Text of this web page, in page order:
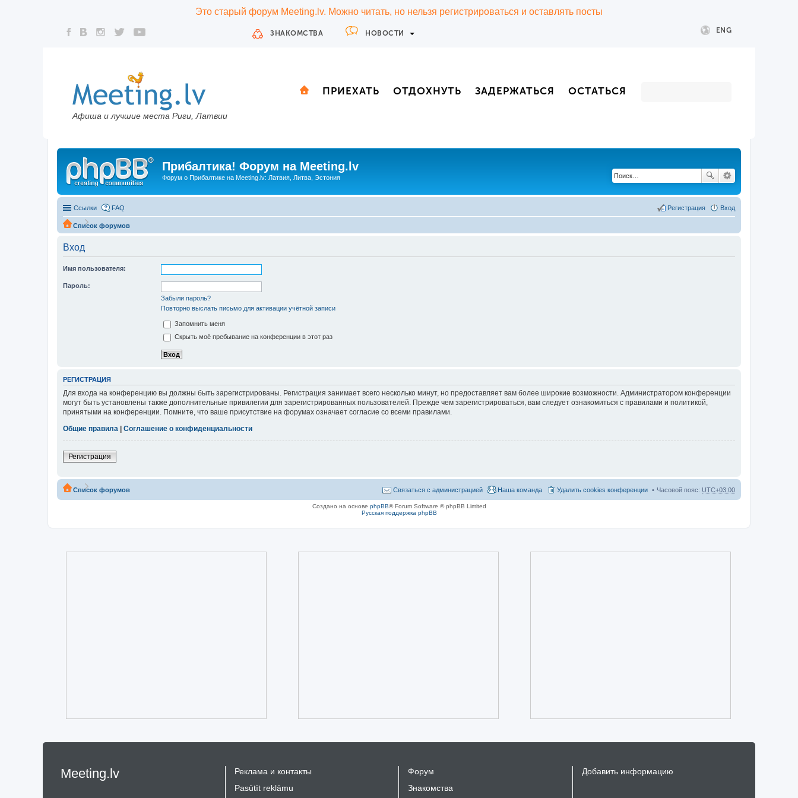
Это старый форум Meeting.lv. Можно читать, но нельзя регистрироваться и оставлять посты
ЗНАКОМСТВА НОВОСТИ ENG
Афиша и лучшие места Риги, Латвии
ПРИЕХАТЬ ОТДОХНУТЬ ЗАДЕРЖАТЬСЯ ОСТАТЬСЯ
Прибалтика! Форум на Meeting.lv
Форум о Прибалтике на Meeting.lv: Латвия, Литва, Эстония
Ссылки FAQ Вход
Регистрация
Список форумов
Вход
Имя пользователя:
Пароль:
Забыли пароль?
Повторно выслать письмо для активации учётной записи
Запомнить меня
Скрыть моё пребывание на конференции в этот раз
РЕГИСТРАЦИЯ
Для входа на конференцию вы должны быть зарегистрированы. Регистрация занимает всего несколько минут, но предоставляет вам более широкие возможности. Администратором конференции
могут быть установлены также дополнительные привилегии для зарегистрированных пользователей. Прежде чем зарегистрироваться, вам следует ознакомиться с правилами и политикой,
принятыми на конференции. Помните, что ваше присутствие на форумах означает согласие со всеми правилами.
Общие правила
Соглашение о конфиденциальности
Регистрация
Список форумов Часовой пояс: UTC+03:00
Удалить cookies конференции
Наша команда
Связаться с администрацией
Создано на основе phpBB® Forum Software © phpBB Limited
Русская поддержка phpBB
Meeting.lv
Реклама и контакты
Pasūtīt reklāmu
Форум
Знакомства
Добавить информацию